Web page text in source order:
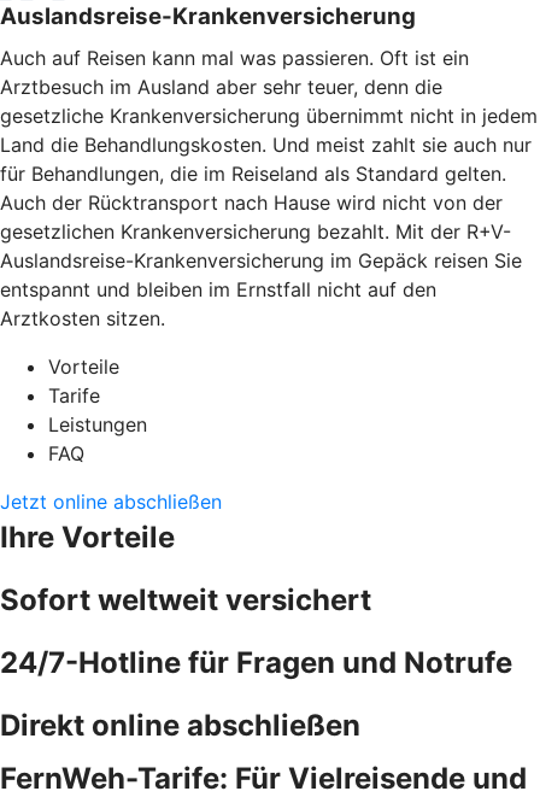
Auslandsreise-Krankenversicherung
Auch auf Reisen kann mal was passieren. Oft ist ein
Arztbesuch im Ausland aber sehr teuer, denn die
gesetzliche Krankenversicherung übernimmt nicht in jedem
Land die Behandlungskosten. Und meist zahlt sie auch nur
für Behandlungen, die im Reiseland als Standard gelten.
Auch der Rücktransport nach Hause wird nicht von der
gesetzlichen Krankenversicherung bezahlt. Mit der R+V-
Auslandsreise-Krankenversicherung im Gepäck reisen Sie
entspannt und bleiben im Ernstfall nicht auf den
Arztkosten sitzen.
Vorteile
Tarife
Leistungen
FAQ
Jetzt online abschließen
Ihre Vorteile
Sofort weltweit versichert
24/7-Hotline für Fragen und Notrufe
Direkt online abschließen
FernWeh-Tarife: Für Vielreisende und